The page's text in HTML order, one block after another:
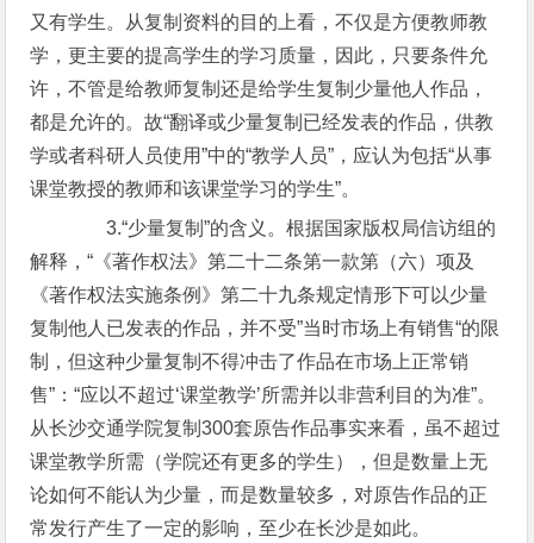
又有学生。从复制资料的目的上看，不仅是方便教师教
学，更主要的提高学生的学习质量，因此，只要条件允
许，不管是给教师复制还是给学生复制少量他人作品，
都是允许的。故“翻译或少量复制已经发表的作品，供教
学或者科研人员使用”中的“教学人员”，应认为包括“从事
课堂教授的教师和该课堂学习的学生”。
3.“少量复制”的含义。根据国家版权局信访组的
解释，“《著作权法》第二十二条第一款第（六）项及
《著作权法实施条例》第二十九条规定情形下可以少量
复制他人已发表的作品，并不受”当时市场上有销售“的限
制，但这种少量复制不得冲击了作品在市场上正常销
售”：“应以不超过‘课堂教学’所需并以非营利目的为准”。
从长沙交通学院复制300套原告作品事实来看，虽不超过
课堂教学所需（学院还有更多的学生），但是数量上无
论如何不能认为少量，而是数量较多，对原告作品的正
常发行产生了一定的影响，至少在长沙是如此。